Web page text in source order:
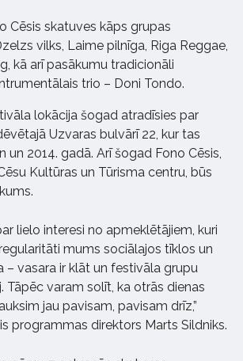
Cēsis skatuves kāps grupas
vilks, Laime pilnīga, Riga Reggae,
kā arī pasākumu tradicionāli
trio – Doni Tondo.
lokācija šogad atradīsies par
Uzvaras bulvārī 22, kur tas
un 2014. gadā. Arī šogad Fono Cēsis,
Kultūras un Tūrisma centru, būs
lielo interesi no apmeklētājiem, kuri
mums sociālajos tīklos un
– vasara ir klāt un festivāla grupu
Tāpēc varam solīt, ka otrās dienas
jau pavisam, pavisam drīz,”
programmas direktors Marts Sildniks.